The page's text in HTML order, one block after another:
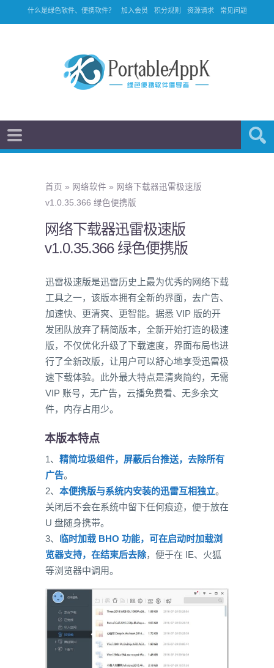
什么是绿色软件、便携软件？ 加入会员 积分规则 资源请求 常见问题
首页 » 网络软件 » 网络下载器迅雷极速版
v1.0.35.366 绿色便携版
网络下载器迅雷极速版
v1.0.35.366 绿色便携版
迅雷极速版是迅雷历史上最为优秀的网络下载
工具之一，该版本拥有全新的界面，去广告、
加速快、更清爽、更智能。据悉 VIP 版的开
发团队放弃了精简版本，全新开始打造的极速
版，不仅优化升级了下载速度，界面布局也进
行了全新改版，让用户可以舒心地享受迅雷极
速下载体验。此外最大特点是清爽简约，无需
VIP 账号，无广告，云播免费看、无多余文
件，内存占用少。
本版本特点
1、 精简垃圾组件，屏蔽后台推送，去除所有
广告。
2、 本便携版与系统内安装的迅雷互相独立。
关闭后不会在系统中留下任何痕迹，便于放在
U 盘随身携带。
3、 临时加载 BHO 功能，可在启动时加载浏
览器支持，在结束后去除，便于在 IE、火狐
等浏览器中调用。